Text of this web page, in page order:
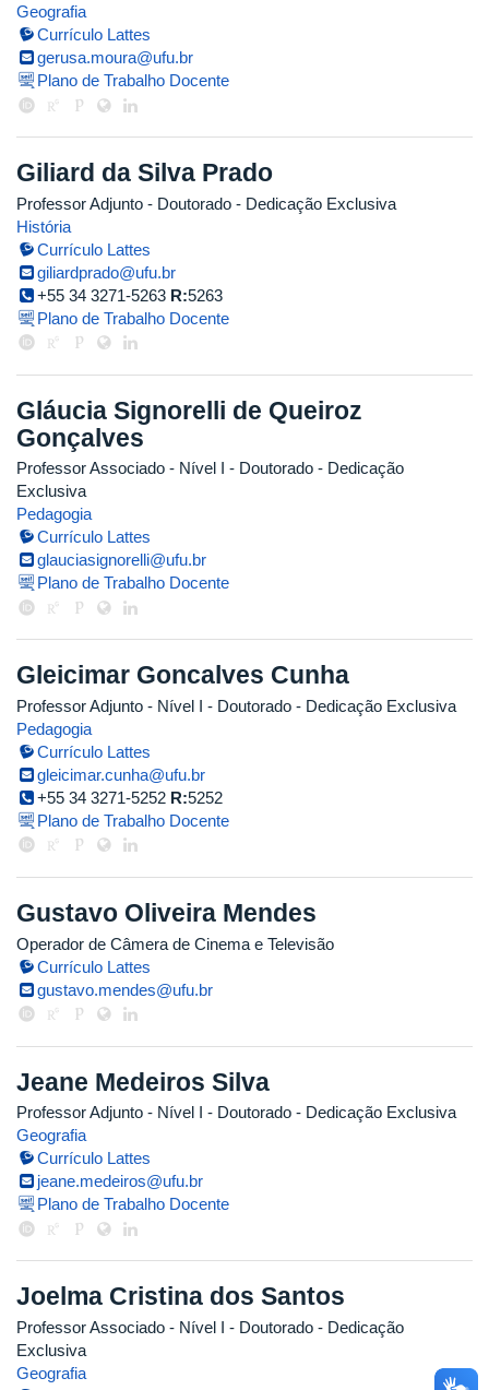
Geografia
Currículo Lattes
gerusa.moura@ufu.br
Plano de Trabalho Docente
Giliard da Silva Prado
Professor Adjunto - Doutorado - Dedicação Exclusiva
História
Currículo Lattes
giliardprado@ufu.br
+55 34 3271-5263 R:5263
Plano de Trabalho Docente
Gláucia Signorelli de Queiroz
Gonçalves
Professor Associado - Nível I - Doutorado - Dedicação
Exclusiva
Pedagogia
Currículo Lattes
glauciasignorelli@ufu.br
Plano de Trabalho Docente
Gleicimar Goncalves Cunha
Professor Adjunto - Nível I - Doutorado - Dedicação Exclusiva
Pedagogia
Currículo Lattes
gleicimar.cunha@ufu.br
+55 34 3271-5252 R:5252
Plano de Trabalho Docente
Gustavo Oliveira Mendes
Operador de Câmera de Cinema e Televisão
Currículo Lattes
gustavo.mendes@ufu.br
Jeane Medeiros Silva
Professor Adjunto - Nível I - Doutorado - Dedicação Exclusiva
Geografia
Currículo Lattes
jeane.medeiros@ufu.br
Plano de Trabalho Docente
Joelma Cristina dos Santos
Professor Associado - Nível I - Doutorado - Dedicação
Exclusiva
Geografia